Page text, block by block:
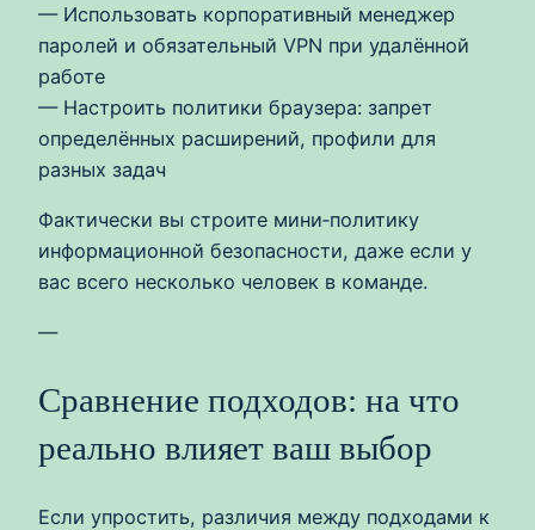
— Использовать корпоративный менеджер
паролей и обязательный VPN при удалённой
работе
— Настроить политики браузера: запрет
определённых расширений, профили для
разных задач
Фактически вы строите мини‑политику
информационной безопасности, даже если у
вас всего несколько человек в команде.
—
Сравнение подходов: на что
реально влияет ваш выбор
Если упростить, различия между подходами к